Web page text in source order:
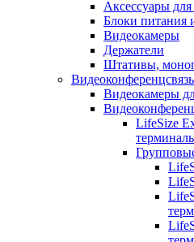
Аксессуары
Блоки питания
Видеокамеры
Держатели
Штативы,
Видеоконференцсвязь
Видеокамеры
LifeSize